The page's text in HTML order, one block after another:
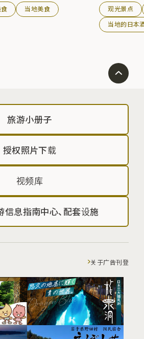
当地美食
观光景点
当地的日本
旅游小册子
授权照片下载
视频库
信息指南中心、配套设施
关于广告刊登